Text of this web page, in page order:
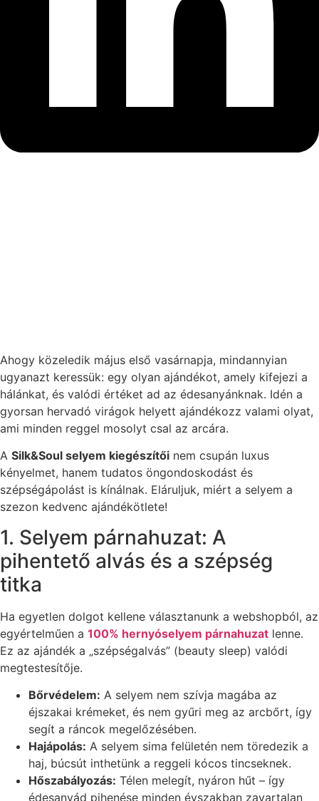
Ahogy közeledik május első vasárnapja, mindannyian
ugyanazt keressük: egy olyan ajándékot, amely kifejezi a
hálánkat, és valódi értéket ad az édesanyánknak. Idén a
gyorsan hervadó virágok helyett ajándékozz valami olyat,
ami minden reggel mosolyt csal az arcára.
A Silk&Soul selyem kiegészítői nem csupán luxus
kényelmet, hanem tudatos öngondoskodást és
szépségápolást is kínálnak. Eláruljuk, miért a selyem a
szezon kedvenc ajándékötlete!
1. Selyem párnahuzat: A
pihentető alvás és a szépség
titka
Ha egyetlen dolgot kellene választanunk a webshopból, az
egyértelműen a 100% hernyóselyem párnahuzat lenne.
Ez az ajándék a „szépségalvás” (beauty sleep) valódi
megtestesítője.
Bőrvédelem: A selyem nem szívja magába az
éjszakai krémeket, és nem gyűri meg az arcbőrt, így
segít a ráncok megelőzésében.
Hajápolás: A selyem sima felületén nem töredezik a
haj, búcsút inthetünk a reggeli kócos tincseknek.
Hőszabályozás: Télen melegít, nyáron hűt – így
édesanyád pihenése minden évszakban zavartalan